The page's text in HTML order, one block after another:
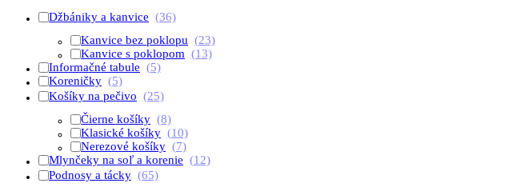
Džbániky a kanvice (36)
Kanvice bez poklopu (23)
Kanvice s poklopom (13)
Informačné tabule (5)
Koreničky (5)
Košíky na pečivo (25)
Čierne košíky (8)
Klasické košíky (10)
Nerezové košíky (7)
Mlynčeky na soľ a korenie (12)
Podnosy a tácky (65)